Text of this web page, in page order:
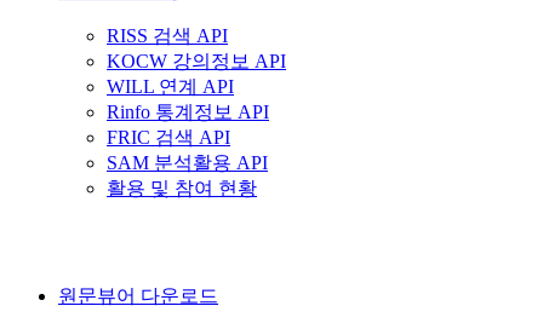
RISS 검색 API
KOCW 강의정보 API
WILL 연계 API
Rinfo 통계정보 API
FRIC 검색 API
SAM 분석활용 API
활용 및 참여 현황
원문뷰어 다운로드